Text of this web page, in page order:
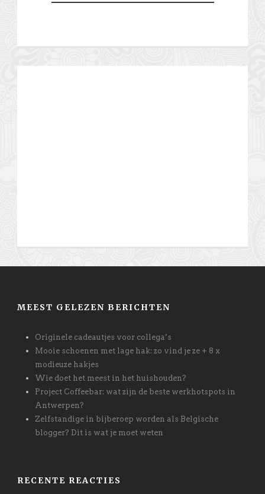
MEEST GELEZEN BERICHTEN
Originele cadeautjes voor collega’s
Mooie schoenen met lage hak: zo vind je ze + 8 x
modieuze hakjes
Wie doet het meest in het huishouden?
Project Coffeebar: wat zijn de beste werkhotspots in
Antwerpen?
Zelfstandige in bijberoep worden als Belgische
blogger? Dit is wat je moet weten
RECENTE REACTIES